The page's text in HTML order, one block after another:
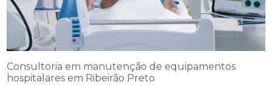
Consultoria em manutenção de equipamentos
hospitalares em Ribeirão Preto